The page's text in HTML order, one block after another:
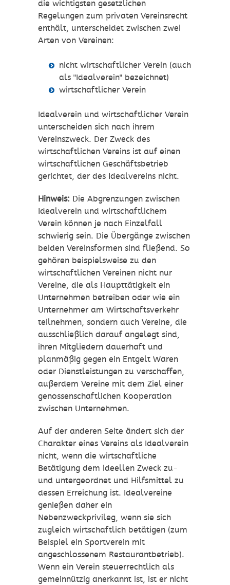
die wichtigsten gesetzlichen
Regelungen zum privaten Vereinsrecht
enthält, unterscheidet zwischen zwei
Arten von Vereinen:
nicht wirtschaftlicher Verein (auch
als "Idealverein" bezeichnet)
wirtschaftlicher Verein
Idealverein und wirtschaftlicher Verein
unterscheiden sich nach ihrem
Vereinszweck. Der Zweck des
wirtschaftlichen Vereins ist auf einen
wirtschaftlichen Geschäftsbetrieb
gerichtet, der des Idealvereins nicht.
Hinweis: Die Abgrenzungen zwischen
Idealverein und wirtschaftlichem
Verein können je nach Einzelfall
schwierig sein. Die Übergänge zwischen
beiden Vereinsformen sind fließend. So
gehören beispielsweise zu den
wirtschaftlichen Vereinen nicht nur
Vereine, die als Haupttätigkeit ein
Unternehmen betreiben oder wie ein
Unternehmer am Wirtschaftsverkehr
teilnehmen, sondern auch Vereine, die
ausschließlich darauf angelegt sind,
ihren Mitgliedern dauerhaft und
planmäßig gegen ein Entgelt Waren
oder Dienstleistungen zu verschaffen,
außerdem Vereine mit dem Ziel einer
genossenschaftlichen Kooperation
zwischen Unternehmen.
Auf der anderen Seite ändert sich der
Charakter eines Vereins als Idealverein
nicht, wenn die wirtschaftliche
Betätigung dem ideellen Zweck zu-
und untergeordnet und Hilfsmittel zu
dessen Erreichung ist. Idealvereine
genießen daher ein
Nebenzweckprivileg, wenn sie sich
zugleich wirtschaftlich betätigen (zum
Beispiel ein Sportverein mit
angeschlossenem Restaurantbetrieb).
Wenn ein Verein steuerrechtlich als
gemeinnützig anerkannt ist, ist er nicht